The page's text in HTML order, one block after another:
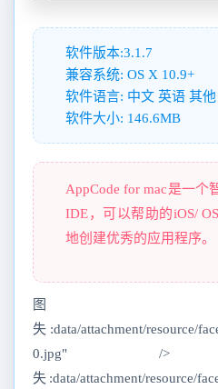
软件版本:3.1.7
兼容系统: OS X 10.9+
软件语言: 中文 英语 其他
软件大小: 146.6MB
AppCode for mac是一个
IDE，可以帮助的iOS/
地创建优秀的应用程序。
图
失:data/attachment/resource/
0.jpg"
失:data/attachment/resource/